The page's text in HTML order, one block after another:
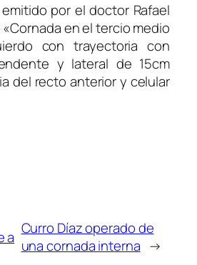
por el doctor Rafael
en el tercio medio
con trayectoria con
y lateral de 15cm
del recto anterior y celular
a Curro Díaz operado de
una cornada interna →